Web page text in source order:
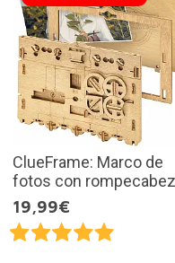
ClueFrame: Marco de
fotos con
19,99€